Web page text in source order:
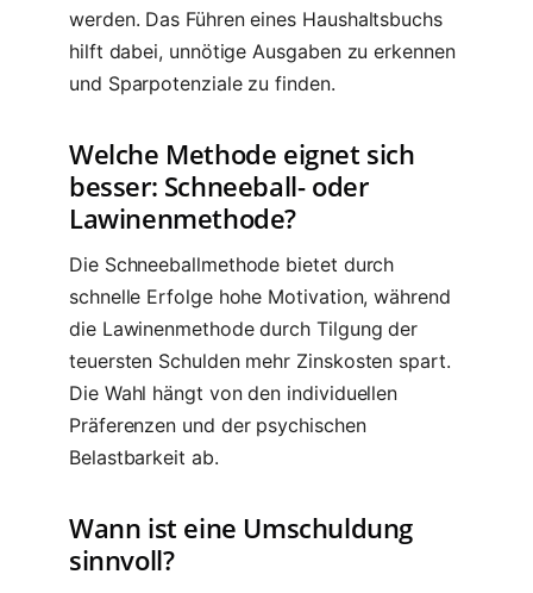
werden. Das Führen eines Haushaltsbuchs
hilft dabei, unnötige Ausgaben zu erkennen
und Sparpotenziale zu finden.
Welche Methode eignet sich
besser: Schneeball- oder
Lawinenmethode?
Die Schneeballmethode bietet durch
schnelle Erfolge hohe Motivation, während
die Lawinenmethode durch Tilgung der
teuersten Schulden mehr Zinskosten spart.
Die Wahl hängt von den individuellen
Präferenzen und der psychischen
Belastbarkeit ab.
Wann ist eine Umschuldung
sinnvoll?